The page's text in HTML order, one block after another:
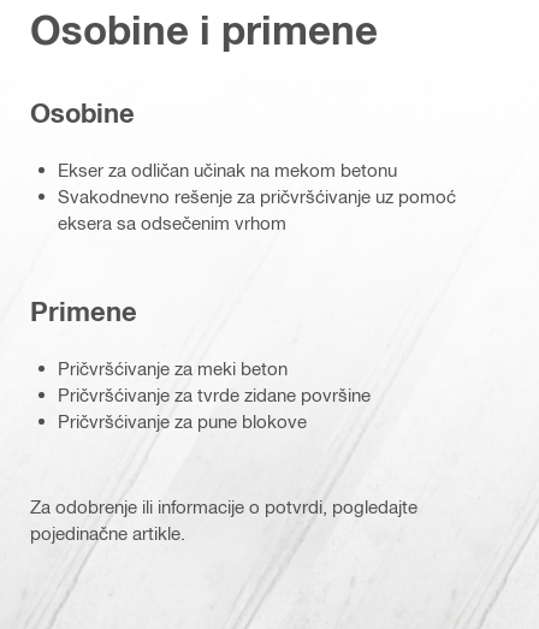
Osobine i primene
Osobine
Ekser za odličan učinak na mekom betonu
Svakodnevno rešenje za pričvršćivanje uz pomoć
eksera sa odsečenim vrhom
Primene
Pričvršćivanje za meki beton
Pričvršćivanje za tvrde zidane površine
Pričvršćivanje za pune blokove
Za odobrenje ili informacije o potvrdi, pogledajte
pojedinačne artikle.